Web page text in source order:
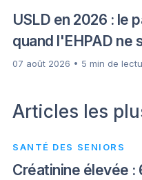
USLD en 2026 : le
quand l'EHPAD ne
07 août 2026 • 5 min de
Articles les
SANTÉ DES SENIORS
Créatinine élevée